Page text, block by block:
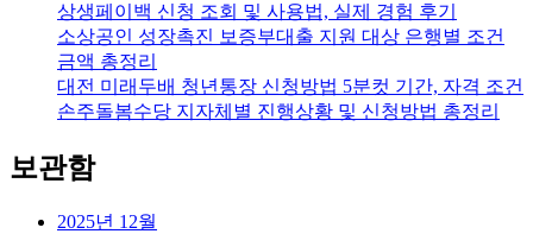
상생페이백 신청 조회 및 사용법, 실제 경험 후기
소상공인 성장촉진 보증부대출 지원 대상 은행별 조건
금액 총정리
대전 미래두배 청년통장 신청방법 5분컷 기간, 자격 조건
손주돌봄수당 지자체별 진행상황 및 신청방법 총정리
보관함
2025년 12월